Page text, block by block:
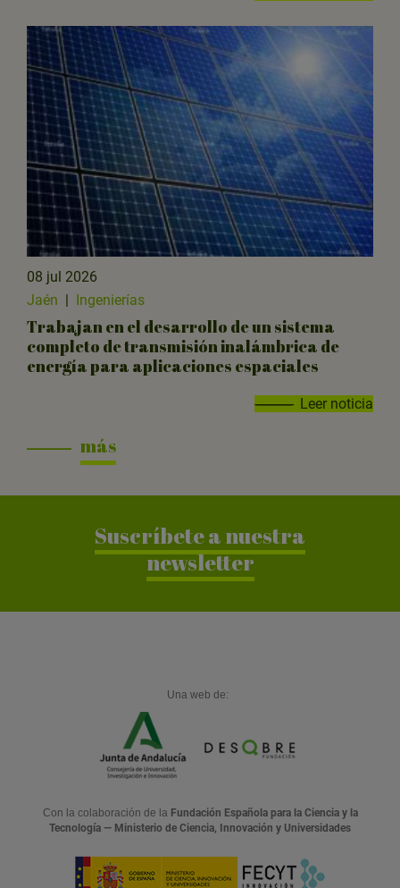
08 jul 2026
Jaén
Ingenierías
Trabajan en el desarrollo de un sistema
completo de transmisión inalámbrica de
energía para aplicaciones espaciales
Leer noticia
más
Suscríbete a nuestra
newsletter
Una web de:
Con la colaboración de la Fundación Española para la Ciencia y la
Tecnología — Ministerio de Ciencia, Innovación y Universidades